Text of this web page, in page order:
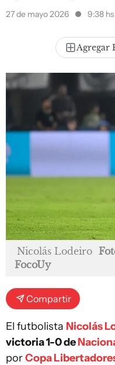
27 de mayo 2026 9:38 hs
Agregar
Nicolás Lodeiro
FocoUy
Compartir
El futbolista Nicolás
victoria 1-0 de
porCopa